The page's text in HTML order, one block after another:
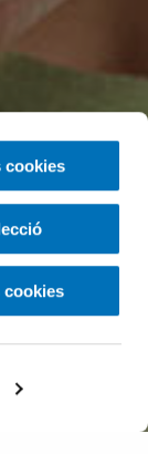
cookies
cookies